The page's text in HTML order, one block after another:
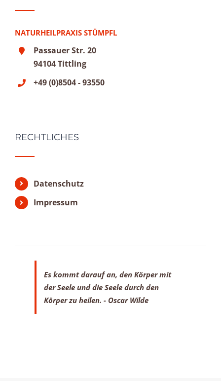
NATURHEILPRAXIS STÜMPFL
Passauer Str. 20
94104 Tittling
+49 (0)8504 - 93550
RECHTLICHES
Datenschutz
Impressum
Es kommt darauf an, den Körper mit
der Seele und die Seele durch den
Körper zu heilen. - Oscar Wilde